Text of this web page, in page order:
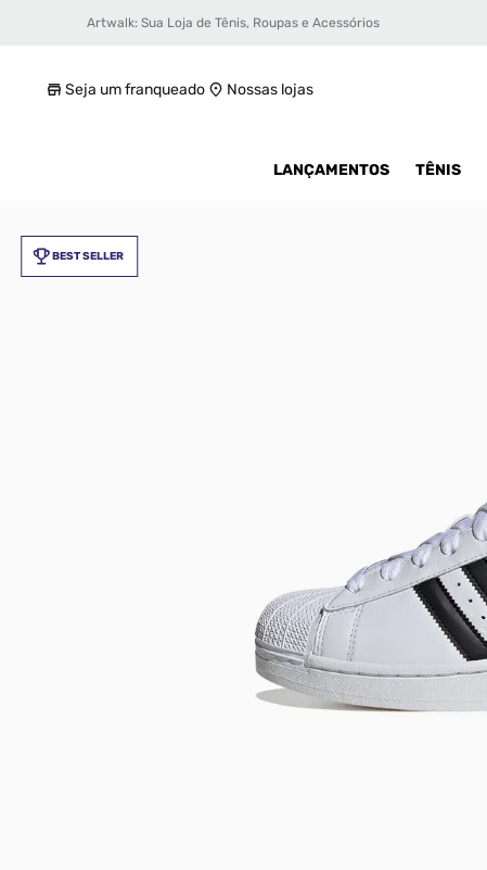
Artwalk: Sua Loja de Tênis, Roupas e Acessórios
Seja um franqueado Nossas lojas
LANÇAMENTOS TÊNIS
BEST SELLER
Tênis adidas Superstar II Unissex